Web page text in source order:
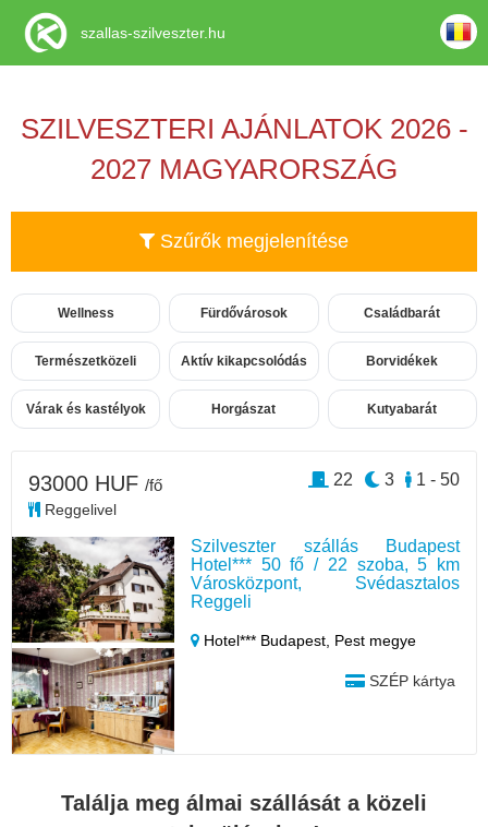
SZILVESZTERI AJÁNLATOK 2026 -
2027 MAGYARORSZÁG
Szűrők megjelenítése
Wellness Fürdővárosok Családbarát
Természetközeli Aktív kikapcsolódás Borvidékek
Várak és kastélyok Horgászat Kutyabarát
Szilveszter szállás Budapest
Hotel*** 50 fő / 22 szoba, 5 km
Városközpont, Svédasztalos
Reggeli
Hotel*** Budapest, Pest megye
SZÉP kártya
93000 HUF /fő
Reggelivel
1 - 50
3
22
Találja meg álmai szállását a közeli
szallas-szilveszter.hu